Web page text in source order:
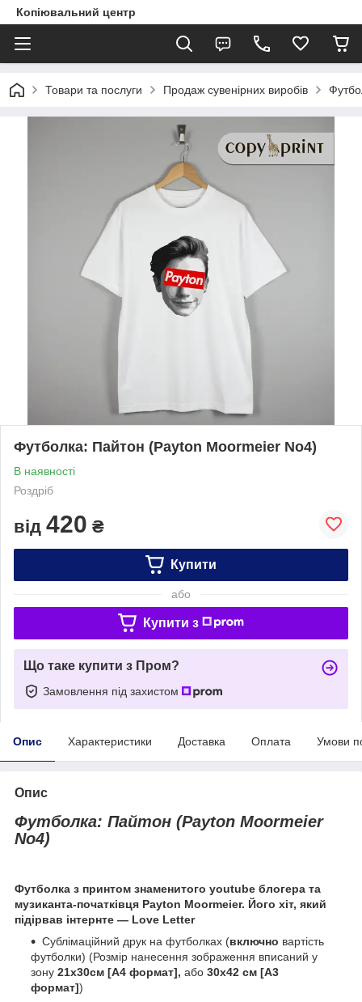
Копіювальний центр
Товари та послуги Продаж сувенірних виробів
Футболка: Пайтон (Payton Moormeier No4)
В наявності
Роздріб
від 420 ₴
Купити
або
Купити з
Що таке купити з Пром?
Замовлення під захистом
Опис Характеристики Доставка Оплата Умови
Опис
Футболка: Пайтон (Payton Moormeier
No4)
Футболка з принтом знаменитого youtube блогера та
музиканта-початківця Payton Moormeier. Його хіт, який
підірвав інтернте — Love Letter
Сублімаційний друк на футболках (включно вартість
футболки) (Розмір нанесення зображення вписаний у
зону 21х30см [А4 формат], або 30х42 см [А3
формат])